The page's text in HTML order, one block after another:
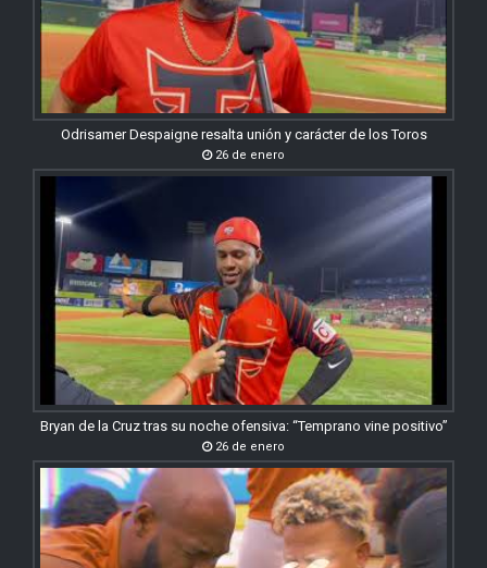
Odrisamer Despaigne resalta unión y carácter de los Toros
26 de enero
Bryan de la Cruz tras su noche ofensiva: “Temprano vine positivo”
26 de enero